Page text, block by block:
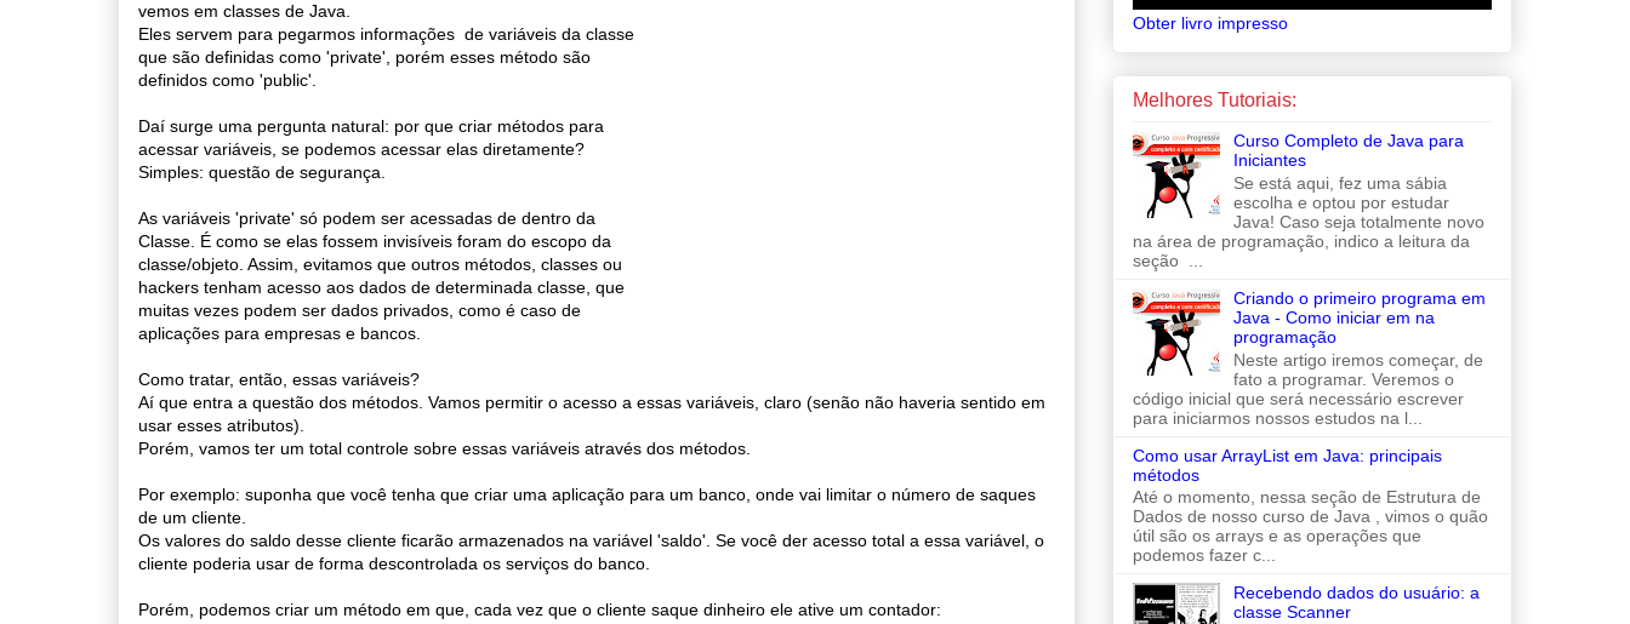
vemos em classes de Java.
Eles servem para pegarmos informações de variáveis da classe
que são definidas como 'private', porém esses método são
definidos como 'public'.
Daí surge uma pergunta natural: por que criar métodos para
acessar variáveis, se podemos acessar elas diretamente?
Simples: questão de segurança.
As variáveis 'private' só podem ser acessadas de dentro da
Classe. É como se elas fossem invisíveis foram do escopo da
classe/objeto. Assim, evitamos que outros métodos, classes ou
hackers tenham acesso aos dados de determinada classe, que
muitas vezes podem ser dados privados, como é caso de
aplicações para empresas e bancos.
Como tratar, então, essas variáveis?
Aí que entra a questão dos métodos. Vamos permitir o acesso a essas variáveis, claro (senão não haveria sentido em
usar esses atributos).
Porém, vamos ter um total controle sobre essas variáveis através dos métodos.
Por exemplo: suponha que você tenha que criar uma aplicação para um banco, onde vai limitar o número de saques
de um cliente.
Os valores do saldo desse cliente ficarão armazenados na variável 'saldo'. Se você der acesso total a essa variável, o
cliente poderia usar de forma descontrolada os serviços do banco.
Porém, podemos criar um método em que, cada vez que o cliente saque dinheiro ele ative um contador:
Obter livro impresso
Melhores Tutoriais:
Curso Completo de Java para
Iniciantes
Se está aqui, fez uma sábia
escolha e optou por estudar
Java! Caso seja totalmente novo
na área de programação, indico a leitura da
seção ...
Criando o primeiro programa em
Java - Como iniciar em na
programação
Neste artigo iremos começar, de
fato a programar. Veremos o
código inicial que será necessário escrever
para iniciarmos nossos estudos na l...
Como usar ArrayList em Java: principais
métodos
Até o momento, nessa seção de Estrutura de
Dados de nosso curso de Java , vimos o quão
útil são os arrays e as operações que
podemos fazer c...
Recebendo dados do usuário: a
classe Scanner